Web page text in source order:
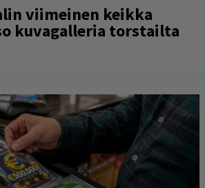
viimeinen keikka
kuvagalleria torstailta